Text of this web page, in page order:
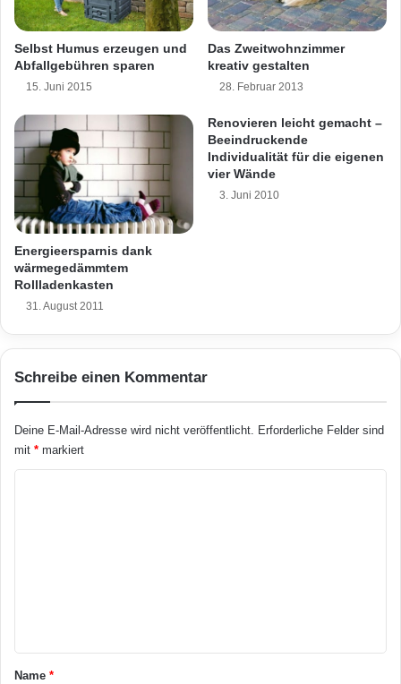
UV- und feuchtegeschützt ist. Mit nur zehn
Zentimetern Dicke erfüllt die Platte in der
Regel die Anforderungen der jüngsten
Energieeinsparverordnung. Das System „Pro“
besteht aus der bewährten Dalmatinerplatte
mit der Wärmeleitzahl 035 und verfügt
ebenfalls über die Vorzüge der Nano-Quarz-
Gitter Technologie (NQG) für langfristig
saubere und farbtonbrillante Fassaden.
e
g
e
n
e
t
e
n
S
r
o
m
p
r
e
n
Selbst Humus erzeugen und
Abfallgebühren sparen
15. Juni 2015
Das Zweitwohnzimmer
kreativ gestalten
28. Februar 2013
Energieersparnis dank
wärmegedämmtem
Rollladenkasten
31. August 2011
Renovieren leicht gemacht –
Beeindruckende
Individualität für die eigenen
vier Wände
3. Juni 2010
Schreibe einen Kommentar
Deine E-Mail-Adresse wird nicht veröffentlicht. Erforderliche Felder sind
mit * markiert
aName *